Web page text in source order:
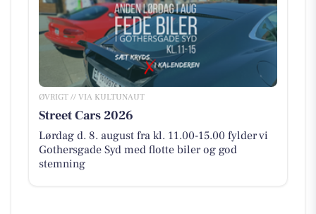
ØVRIGT // VIA KULTUNAUT
Street Cars 2026
Lørdag d. 8. august fra kl. 11.00-15.00 fylder vi
Gothersgade Syd med flotte biler og god
stemning